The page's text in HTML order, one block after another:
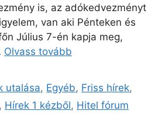
is, az adókedvezményt
van aki Pénteken és
Július 7-én kapja meg,
Olvass tovább
utalása, Egyéb, Friss hírek,
, Hírek 1 kézből, Hitel fórum